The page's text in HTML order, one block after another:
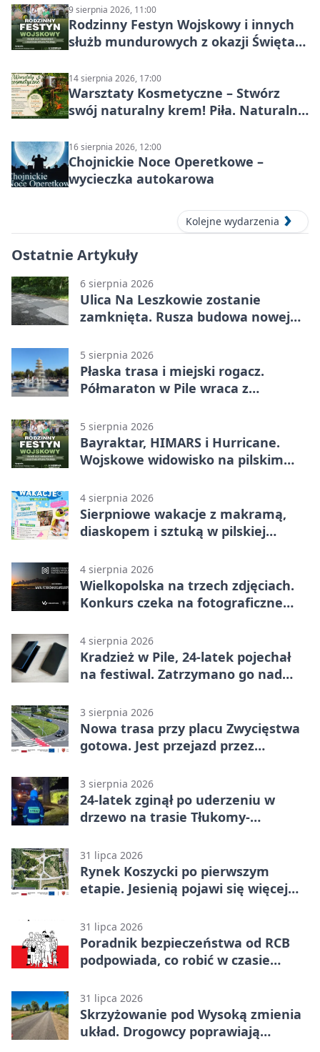
9 sierpnia 2026, 11:00
Rodzinny Festyn Wojskowy i innych
służb mundurowych z okazji Święta
14 sierpnia 2026, 17:00
Warsztaty Kosmetyczne – Stwórz
swój naturalny krem! Piła. Naturalna
16 sierpnia 2026, 12:00
Chojnickie Noce Operetkowe –
wycieczka autokarowa
Kolejne wydarzenia
Ostatnie Artykuły
6 sierpnia 2026
Ulica Na Leszkowie zostanie
zamknięta. Rusza budowa nowej
5 sierpnia 2026
Płaska trasa i miejski rogacz.
Półmaraton w Pile wraca z
5 sierpnia 2026
Bayraktar, HIMARS i Hurricane.
Wojskowe widowisko na pilskim
4 sierpnia 2026
Sierpniowe wakacje z makramą,
diaskopem i sztuką w pilskiej
4 sierpnia 2026
Wielkopolska na trzech zdjęciach.
Konkurs czeka na fotograficzne
4 sierpnia 2026
Kradzież w Pile, 24-latek pojechał
na festiwal. Zatrzymano go nad
3 sierpnia 2026
Nowa trasa przy placu Zwycięstwa
gotowa. Jest przejazd przez
3 sierpnia 2026
24-latek zginął po uderzeniu w
drzewo na trasie Tłukomy-
31 lipca 2026
Rynek Koszycki po pierwszym
etapie. Jesienią pojawi się więcej
31 lipca 2026
Poradnik bezpieczeństwa od RCB
podpowiada, co robić w czasie
31 lipca 2026
Skrzyżowanie pod Wysoką zmienia
układ. Drogowcy poprawiają